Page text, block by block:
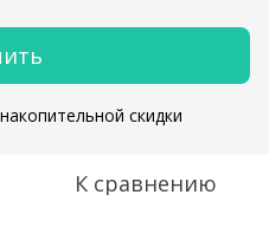
скидки
К сравнению